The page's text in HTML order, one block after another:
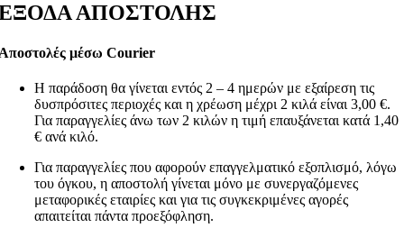
ΑΠΟΣΤΟΛΗΣ
μέσω Courier
Η παράδοση θα γίνεται εντός 2 – 4 ημερών με εξαίρεση τις
δυσπρόσιτες περιοχές και η χρέωση μέχρι 2 κιλά είναι 3,00 €.
Για παραγγελίες άνω των 2 κιλών η τιμή επαυξάνεται κατά 1,40
€ ανά κιλό.
Για παραγγελίες που αφορούν επαγγελματικό εξοπλισμό, λόγω
του όγκου, η αποστολή γίνεται μόνο με συνεργαζόμενες
μεταφορικές εταιρίες και για τις συγκεκριμένες αγορές
απαιτείται πάντα προεξόφληση.